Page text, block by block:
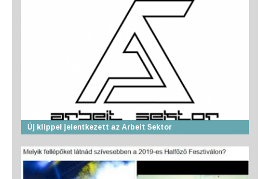
Új klippel jelentkezett az Arbeit Sektor